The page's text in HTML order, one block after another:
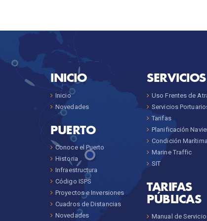
INICIO
Inicio
Novedades
PUERTO
Conoce el Puerto
Historia
Infraestructura
Código ISPS
Proyectos e Inversiones
Cuadros de Distancias
Novedades
SERVICIOS
Uso Frentes de
Servicios
Tarifas
Planificación
Condición Marítima
Marine Traffic
SIT
TARIFAS
PÚBLICAS
Manual de